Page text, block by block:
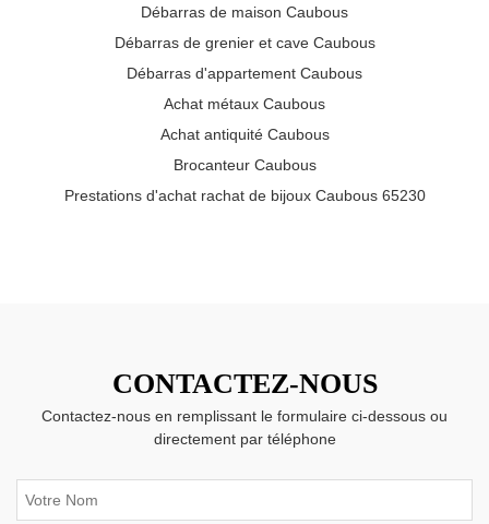
Débarras de maison Caubous
Débarras de grenier et cave Caubous
Débarras d'appartement Caubous
Achat métaux Caubous
Achat antiquité Caubous
Brocanteur Caubous
Prestations d'achat rachat de bijoux Caubous 65230
CONTACTEZ-NOUS
Contactez-nous en remplissant le formulaire ci-dessous ou
directement par téléphone